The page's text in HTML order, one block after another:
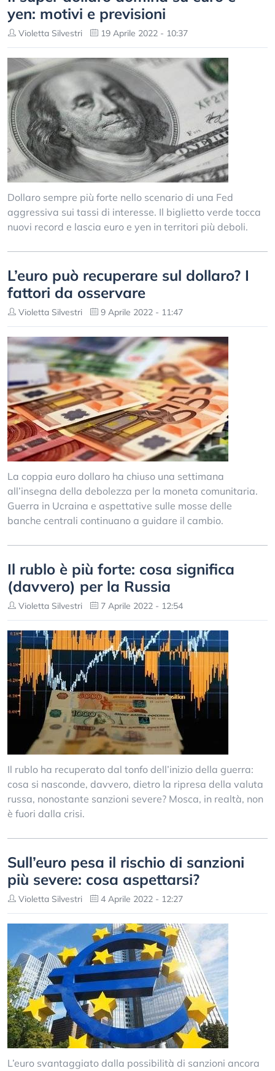
yen: motivi e previsioni
Violetta Silvestri 19 Aprile 2022 - 10:37
Dollaro sempre più forte nello scenario di una Fed
aggressiva sui tassi di interesse. Il biglietto verde tocca
nuovi record e lascia euro e yen in territori più deboli.
L’euro può recuperare sul dollaro? I
fattori da osservare
Violetta Silvestri 9 Aprile 2022 - 11:47
La coppia euro dollaro ha chiuso una settimana
all’insegna della debolezza per la moneta comunitaria.
Guerra in Ucraina e aspettative sulle mosse delle
banche centrali continuano a guidare il cambio.
Il rublo è più forte: cosa significa
(davvero) per la Russia
Violetta Silvestri 7 Aprile 2022 - 12:54
Il rublo ha recuperato dal tonfo dell’inizio della guerra:
cosa si nasconde, davvero, dietro la ripresa della valuta
russa, nonostante sanzioni severe? Mosca, in realtà, non
è fuori dalla crisi.
Sull’euro pesa il rischio di sanzioni
più severe: cosa aspettarsi?
Violetta Silvestri 4 Aprile 2022 - 12:27
L’euro svantaggiato dalla possibilità di sanzioni ancora